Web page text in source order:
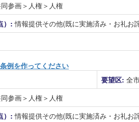
参画＞人権＞人権
）:情報提供その他(既に実施済み・お礼お
例を作ってください
要望区: 全
参画＞人権＞人権
）:情報提供その他(既に実施済み・お礼お